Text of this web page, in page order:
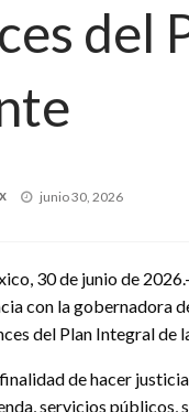
del
Publicado
junio 30, 2026
30 de junio de
con la gobernadora
del Plan Integral de
de hacer
servicios públicos,